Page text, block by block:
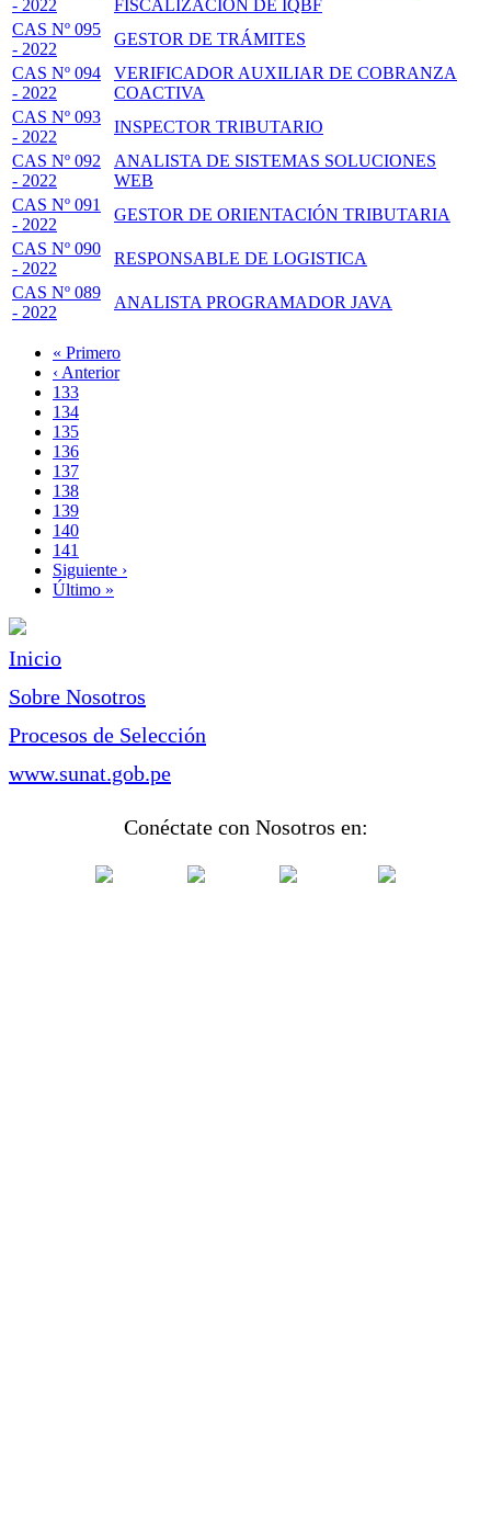
- 2022
FISCALIZACIÓN DE IQBF
CAS Nº 095
- 2022
GESTOR DE TRÁMITES
CAS Nº 094
- 2022
VERIFICADOR AUXILIAR DE COBRANZA
COACTIVA
CAS Nº 093
- 2022
INSPECTOR TRIBUTARIO
CAS Nº 092
- 2022
ANALISTA DE SISTEMAS SOLUCIONES
WEB
CAS Nº 091
- 2022
GESTOR DE ORIENTACIÓN TRIBUTARIA
CAS Nº 090
- 2022
RESPONSABLE DE LOGISTICA
CAS Nº 089
- 2022
ANALISTA PROGRAMADOR JAVA
Paginación
Primera
página
« Primero
Página
anterior
‹ Anterior
Page
133
Page
134
Page
135
Page
136
Página
actual
137
Page
138
Page
139
Page
140
Page
141
Siguiente
página
Siguiente ›
Última
Último »
Inicio
Sobre Nosotros
Procesos de Selección
www.sunat.gob.pe
Conéctate con Nosotros en: